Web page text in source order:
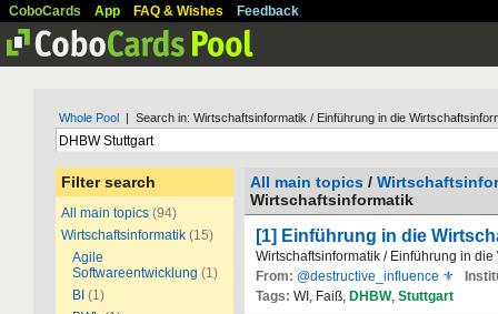
CoboCards App FAQ & Wishes Feedback
Whole Pool | Search in: Wirtschaftsinformatik / Einführung in die
Filter search
All main topics (94)
Wirtschaftsinformatik (15)
Agile
Softwareentwicklung (1)
BI (1)
All main topics /
Wirtschaftsinformatik
[1] Einführung in die
Wirtschaftsinformatik / Einführung in die
From: @destructive_influence ⚜
Tags: WI, Faiß, DHBW, Stuttgart